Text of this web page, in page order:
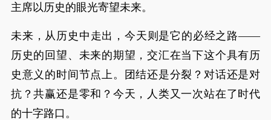
主席以历史的眼光寄望未来。
未来，从历史中走出，今天则是它的必经之路——
历史的回望、未来的期望，交汇在当下这个具有历
史意义的时间节点上。团结还是分裂？对话还是对
抗？共赢还是零和？今天，人类又一次站在了时代
的十字路口。